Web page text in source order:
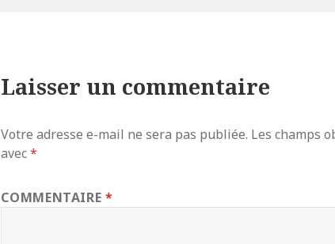
Laisser un commentaire
Votre adresse e-mail ne sera pas publiée. Les champs
avec*
COMMENTAIRE*